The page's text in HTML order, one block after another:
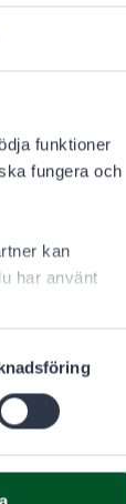
funktioner
fungera och
kan
har använt